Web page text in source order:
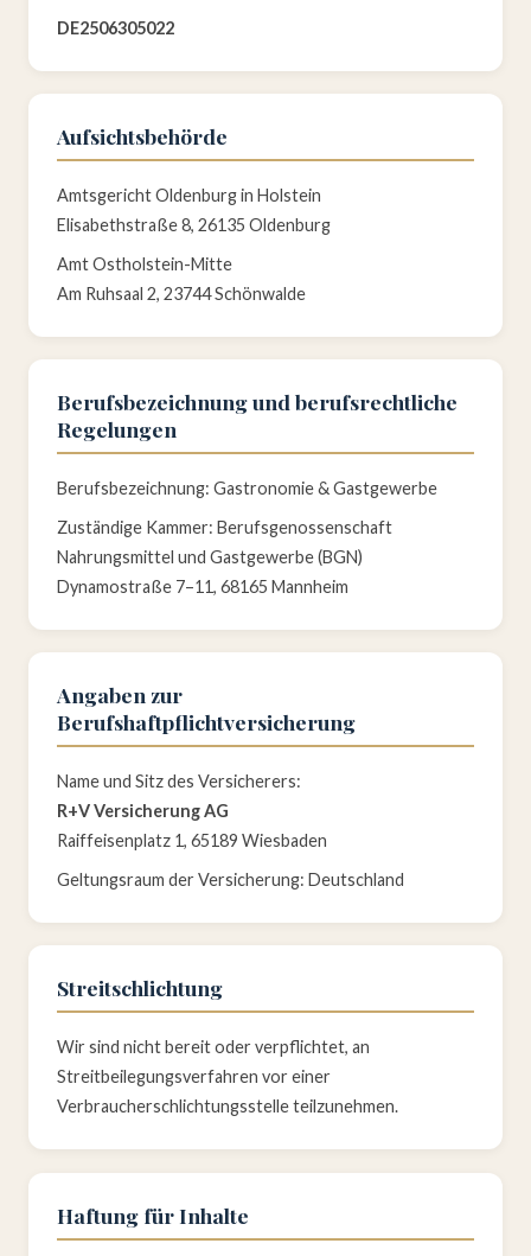
DE2506305022
Aufsichtsbehörde
Amtsgericht Oldenburg in Holstein
Elisabethstraße 8, 26135 Oldenburg
Amt Ostholstein-Mitte
Am Ruhsaal 2, 23744 Schönwalde
Berufsbezeichnung und berufsrechtliche
Regelungen
Berufsbezeichnung: Gastronomie & Gastgewerbe
Zuständige Kammer: Berufsgenossenschaft
Nahrungsmittel und Gastgewerbe (BGN)
Dynamostraße 7–11, 68165 Mannheim
Angaben zur
Berufshaftpflichtversicherung
Name und Sitz des Versicherers:
R+V Versicherung AG
Raiffeisenplatz 1, 65189 Wiesbaden
Geltungsraum der Versicherung: Deutschland
Streitschlichtung
Wir sind nicht bereit oder verpflichtet, an
Streitbeilegungsverfahren vor einer
Verbraucherschlichtungsstelle teilzunehmen.
Haftung für Inhalte